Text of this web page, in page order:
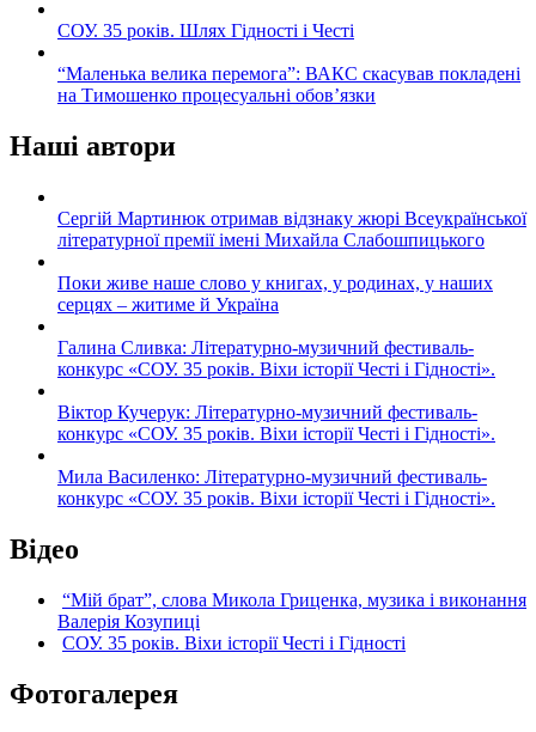
СОУ. 35 років. Шлях Гідності і Честі
“Маленька велика перемога”: ВАКС скасував покладені
на Тимошенко процесуальні обов’язки
Наші автори
Сергій Мартинюк отримав відзнаку жюрі Всеукраїнської
літературної премії імені Михайла Слабошпицького
Поки живе наше слово у книгах, у родинах, у наших
серцях – житиме й Україна
Галина Сливка: Літературно-музичний фестиваль-
конкурс «СОУ. 35 років. Віхи історії Честі і Гідності».
Віктор Кучерук: Літературно-музичний фестиваль-
конкурс «СОУ. 35 років. Віхи історії Честі і Гідності».
Мила Василенко: Літературно-музичний фестиваль-
конкурс «СОУ. 35 років. Віхи історії Честі і Гідності».
Відео
“Мій брат”, слова Микола Гриценка, музика і виконання
Валерія Козупиці
СОУ. 35 років. Віхи історії Честі і Гідності
Фотогалерея